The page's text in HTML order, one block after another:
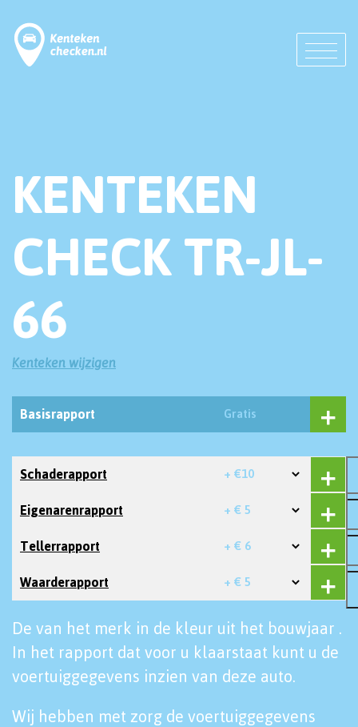
KENTEKEN
CHECK TR-JL-
66
Kenteken wijzigen
Basisrapport Gratis
Schaderapport + €10
Eigenarenrapport + € 5
Tellerrapport + € 6
Waarderapport + € 5
De van het merk in de kleur uit het bouwjaar .
In het rapport dat voor u klaarstaat kunt u de
voertuiggegevens inzien van deze auto.
Wij hebben met zorg de voertuiggegevens